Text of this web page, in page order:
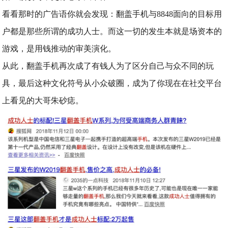
看看那时的广告语你就会发现：翻盖手机与8848面向的目标用
户都是那些所谓的成功人士。而这一切的发生本就是场资本的
游戏，是用钱推动的审美演化。
从此，翻盖手机再次成了有钱人为了区分自己与众不同的玩
具，最后这种文化符号从小众破圈，成为了你现在在社交平台
上看见的大哥朱砂痣。